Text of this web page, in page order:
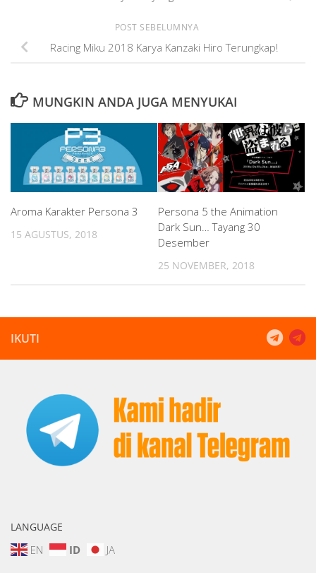
POST SEBELUMNYA
Racing Miku 2018 Karya Kanzaki Hiro Terungkap!
MUNGKIN ANDA JUGA MENYUKAI
Aroma Karakter Persona 3
15 AGUSTUS, 2018
Persona 5 the Animation
Dark Sun… Tayang 30
Desember
25 NOVEMBER, 2018
IKUTI
LANGUAGE
EN ID JA